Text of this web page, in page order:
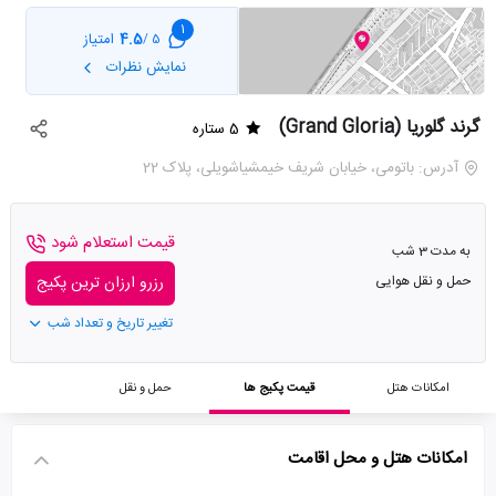
1
5 /
4.5 امتیاز
نمایش نظرات
گرند گلوریا (Grand Gloria)
5 ستاره
آدرس: باتومی، خیابان شریف خیمشیاشویلی، پلاک 22
به مدت 3 شب
حمل و نقل هوایی
قیمت استعلام شود
رزرو ارزان ترین پکیج
تغییر تاریخ و تعداد شب
امکانات هتل قیمت پکیج ها حمل و نقل
امکانات هتل و محل اقامت